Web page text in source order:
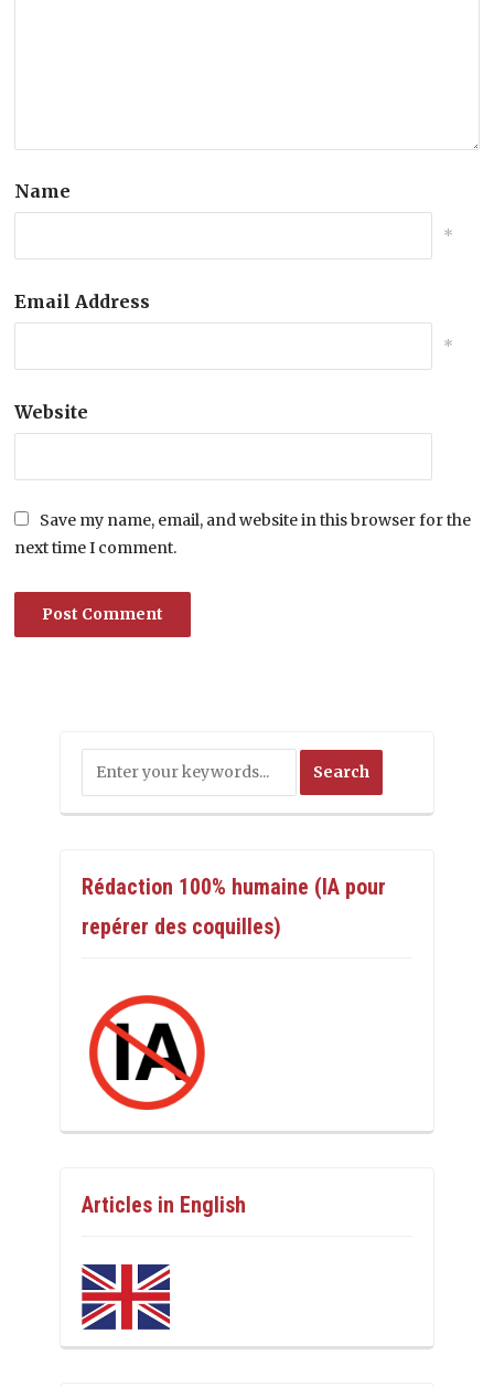
Name
*
Email Address
*
Website
Save my name, email, and website in this browser for the
next time I comment.
Rédaction 100% humaine (IA pour
repérer des coquilles)
Articles in English